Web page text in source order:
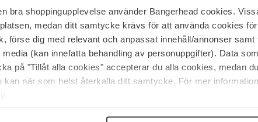
bra shoppingupplevelse använder Bangerhead cookies.
medan ditt samtycke krävs för att använda cookies
förse dig med relevant och anpassat innehåll/annonser
(kan innefatta behandling av personuppgifter). Data
på "Tillåt alla cookies" accepterar du alla cookies, medan
kan när som helst återkalla ditt samtycke. För mer
1 599 kr
Ordinær pris 989 kr
Exuviance
Daily Corrector SPF35
Medik8
Advanced Day